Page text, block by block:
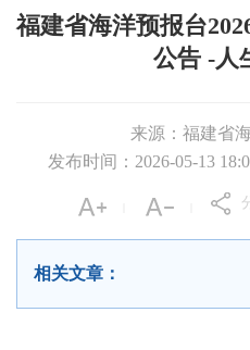
福建省海洋预报台
公告 -人
来源：福建省
发布时间：2026-05-13
相关文章：